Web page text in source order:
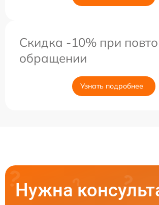
Скидка -10% при
обращении
Узнать подробнее
Нужна